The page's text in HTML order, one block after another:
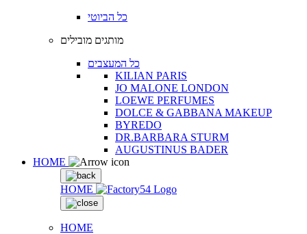
כל הביוטי
מותגים מובילים
כל המעצבים
KILIAN PARIS
JO MALONE LONDON
LOEWE PERFUMES
DOLCE & GABBANA MAKEUP
BYREDO
DR.BARBARA STURM
AUGUSTINUS BADER
HOME
HOME
HOME